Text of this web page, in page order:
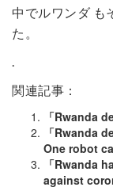
中でルワンダ も
た。
.
関連記事：
「Rwanda
「Rwanda
One robot
「Rwanda
against